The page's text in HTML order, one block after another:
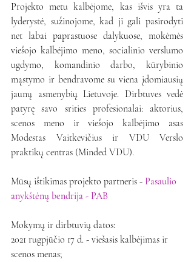
Projekto metu kalbėjome, kas išvis yra ta
lyderystė, sužinojome, kad ji gali pasirodyti
net labai paprastuose dalykuose, mokėmės
viešojo kalbėjimo meno, socialinio verslumo
ugdymo, komandinio darbo, kūrybinio
mąstymo ir bendravome su viena įdomiausių
jaunų asmenybių Lietuvoje. Dirbtuves vedė
patyrę savo srities profesionalai: aktorius,
scenos meno ir viešojo kalbėjimo asas
Modestas Vaitkevičius ir VDU Verslo
praktikų centras (Minded VDU).
Mūsų ištikimas projekto partneris - Pasaulio
anykštėnų bendrija - PAB
Mokymų ir dirbtuvių datos:
2021 rugpjūčio 17 d. - viešasis kalbėjimas ir
scenos menas;